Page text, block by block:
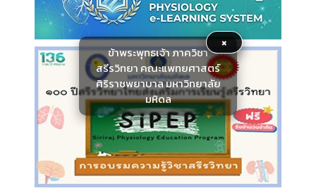
×
ข้าพระพุทธเจ้า ภาควิชา
สรีรวิทยา คณะแพทยศาสตร์
ศิริราชพยาบาล มหาวิทยาลัย
มหิดล